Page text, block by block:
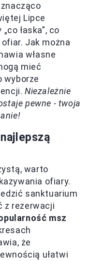
Lipce
łaska”, co
Jak można
własne
mieć
wyborze
Niezależnie
pewne - twoja
warto
ofiary.
sanktuarium
z rezerwacji
msz
że
ułatwi